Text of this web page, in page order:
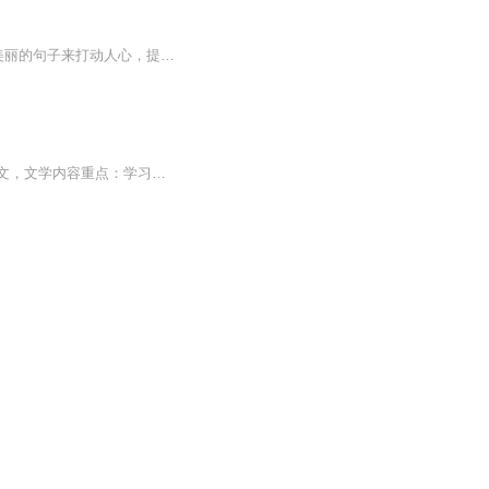
《英语情感短文》 会与你分享一些浪漫的情书，诗句，文章 为你的生活添加色彩，用一些美丽的句子来打动人心，提高情商 让你成为一名有格调的人 每天21:00 准时更新
节目主题：普通话练习，读一段短文适合谁听：打发时间的听众朋友书籍信息：：诗歌，短文，文学内容重点：学习普通话，读读短文，打发时间主播介绍：爱好因为，读书…主播寄语：心情不好啊时候，读读书，听听音乐，让它陪伴你度过每一天更新频率：适合人群...